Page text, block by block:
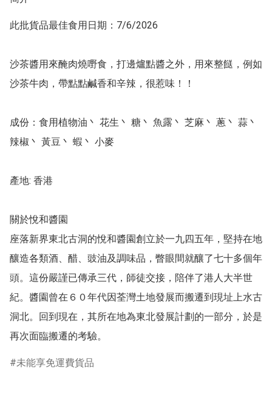
此批貨品最佳食用日期：7/6/2026
沙茶醬用來醃肉燒嘢食，打邊爐點醬之外，用來整餸，例如
沙茶牛肉，帶點點鹹香和辛辣，很惹味！！
成份：食用植物油丶 花生丶 糖丶 魚露丶 芝麻丶 蔥丶 蒜丶
辣椒丶 黃豆丶 蝦丶 小麥
產地: 香港
關於悅和醬園
座落新界東北古洞的悅和醬園創立於一九四五年，堅持在地
釀造各類酒、醋、豉油及調味品，瞥眼間就釀了七十多個年
頭。這份嚴謹已傳承三代，師徒交接，陪伴了港人大半世
紀。醬園曾在６０年代因荃灣土地發展而搬遷到現址上水古
洞北。回到現在，其所在地為東北發展計劃的一部分，於是
未能享免運費貨品